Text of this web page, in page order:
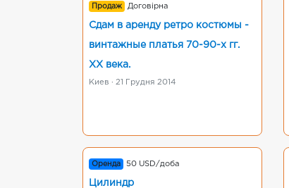
Продаж Договірна
Сдам в аренду ретро костюмы -
винтажные платья 70-90-х гг.
ХХ века.
Киев · 21 Грудня 2014
Оренда 50 USD/доба
Цилиндр